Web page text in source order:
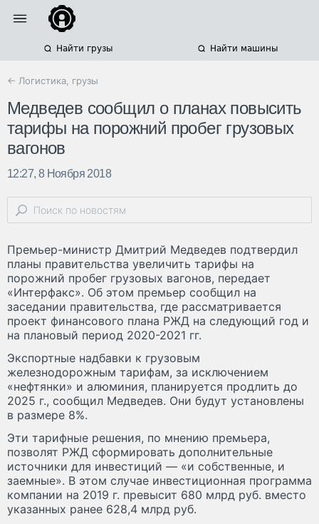
Найти грузы Найти машины
← Логистика, грузы
Медведев сообщил о планах повысить
тарифы на порожний пробег грузовых
вагонов
12:27, 8 Ноября 2018
Премьер-министр Дмитрий Медведев подтвердил
планы правительства увеличить тарифы на
порожний пробег грузовых вагонов, передает
«Интерфакс». Об этом премьер сообщил на
заседании правительства, где рассматривается
проект финансового плана РЖД на следующий год и
на плановый период 2020-2021 гг.
Экспортные надбавки к грузовым
железнодорожным тарифам, за исключением
«нефтянки» и алюминия, планируется продлить до
2025 г., сообщил Медведев. Они будут установлены
в размере 8%.
Эти тарифные решения, по мнению премьера,
позволят РЖД сформировать дополнительные
источники для инвестиций — «и собственные, и
заемные». В этом случае инвестиционная программа
компании на 2019 г. превысит 680 млрд руб. вместо
указанных ранее 628,4 млрд руб.